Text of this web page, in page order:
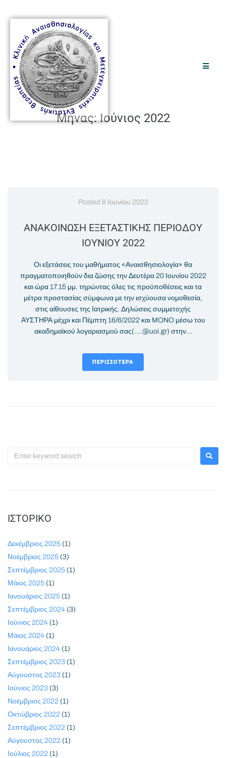
Μήνας:Ιούνιος 2022
Posted 8 Ιουνίου 2022
ΑΝΑΚΟΙΝΩΣΗ ΕΞΕΤΑΣΤΙΚΗΣ ΠΕΡΙΟΔΟΥ
ΙΟΥΝΙΟΥ 2022
Οι εξετάσεις του μαθήματος «Αναισθησιολογία» θα
πραγματοποιηθούν δια ζώσης την Δευτέρα 20 Ιουνίου 2022
και ώρα 17.15 μμ. τηρώντας όλες τις προϋποθέσεις και τα
μέτρα προστασίας σύμφωνα με την ισχύουσα νομοθεσία,
στις αίθουσες της Ιατρικής. Δηλώσεις συμμετοχής
ΑΥΣΤΗΡΑ μέχρι και Πέμπτη 16/6/2022 και MONO μέσω του
ακαδημαϊκού λογαριασμού σας(....@uoi.gr) στην...
ΠΕΡΙΣΣΌΤΕΡΑ
ΙΣΤΟΡΙΚΌ
Δεκέμβριος 2025 (1)
Νοέμβριος 2025 (3)
Σεπτέμβριος 2025 (1)
Μάιος 2025 (1)
Ιανουάριος 2025 (1)
Σεπτέμβριος 2024 (3)
Ιούνιος 2024 (1)
Μάιος 2024 (1)
Ιανουάριος 2024 (1)
Σεπτέμβριος 2023 (1)
Αύγουστος 2023 (1)
Ιούνιος 2023 (3)
Νοέμβριος 2022 (1)
Οκτώβριος 2022 (1)
Σεπτέμβριος 2022 (1)
Αύγουστος 2022 (1)
Ιούλιος 2022 (1)